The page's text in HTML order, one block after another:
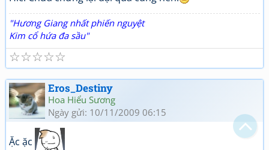
"Hương Giang nhất phiến nguyệt
Kim cổ hứa đa sầu"
☆
☆
☆
☆
☆
Eros_Destiny
Hoa Hiểu Sương
Ngày gửi: 10/11/2009 06:15
Ặc ặc
Chỉ dẫn làm quen
Xem sau
Bạn bị lạc trong Thi Viện vì có nội dung quá đồ sộ?